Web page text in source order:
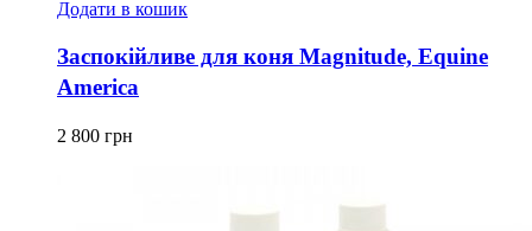
Додати в кошик
Заспокійливе для коня Magnitude, Equine
America
2 800 грн